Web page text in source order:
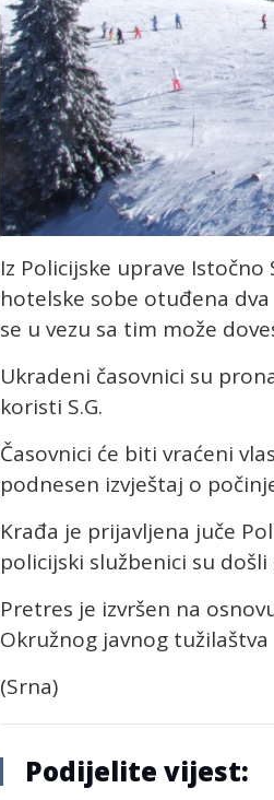
Iz Policijske uprave
hotelske sobe otuđena
se u vezu sa tim može
Ukradeni časovnici su
koristi S.G.
Časovnici će biti vraćeni
podnesen izvještaj o
Krađa je prijavljena juče
policijski službenici su
Pretres je izvršen na
Okružnog javnog
(Srna)
Podijelite vijest: